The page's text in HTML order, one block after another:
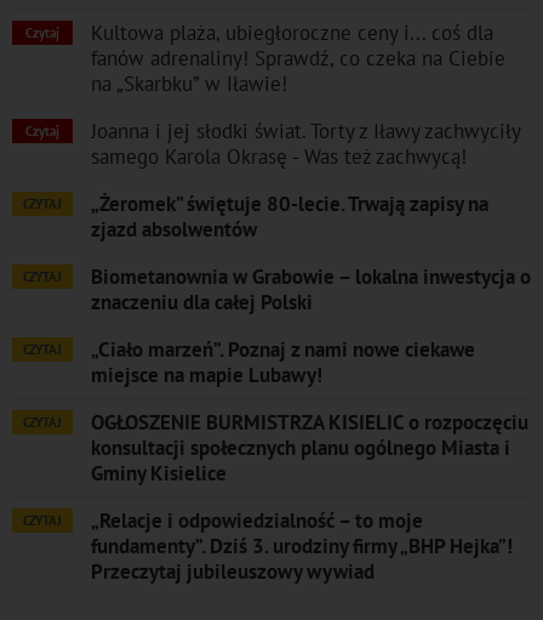
Czytaj
Kultowa plaża, ubiegłoroczne ceny i... coś dla
fanów adrenaliny! Sprawdź, co czeka na Ciebie
na „Skarbku” w Iławie!
Czytaj
Joanna i jej słodki świat. Torty z Iławy zachwyciły
samego Karola Okrasę - Was też zachwycą!
CZYTAJ
„Żeromek” świętuje 80-lecie. Trwają zapisy na
zjazd absolwentów
CZYTAJ
Biometanownia w Grabowie – lokalna inwestycja o
znaczeniu dla całej Polski
CZYTAJ
„Ciało marzeń”. Poznaj z nami nowe ciekawe
miejsce na mapie Lubawy!
CZYTAJ
OGŁOSZENIE BURMISTRZA KISIELIC o rozpoczęciu
konsultacji społecznych planu ogólnego Miasta i
Gminy Kisielice
CZYTAJ
„Relacje i odpowiedzialność – to moje
fundamenty”. Dziś 3. urodziny firmy „BHP Hejka”!
Przeczytaj jubileuszowy wywiad